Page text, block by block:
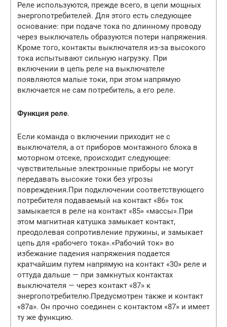
Реле используются, прежде всего, в цепи мощных
энергопотребителей. Для этого есть следующее
основание: при подаче тока по длинному проводу
через выключатель образуются потери напряжения.
Кроме того, контакты выключателя из-за высокого
тока испытывают сильную нагрузку. При
включении в цепь реле на выключателе
появляются малые токи, при этом напрямую
включается не сам потребитель, а его реле.
Функция реле.
Если команда о включении приходит не с
выключателя, а от приборов монтажного блока в
моторном отсеке, происходит следующее:
чувствительные электронные приборы не могут
передавать высокие токи без угрозы
повреждения.При подключении соответствующего
потребителя подаваемый на контакт «86» ток
замыкается в реле на контакт «85» «массы».При
этом магнитная катушка замыкает контакт,
преодолевая сопротивление пружины, и замыкает
цепь для «рабочего тока».«Рабочий ток» во
избежание падения напряжения подается
кратчайшим путем напрямую на контакт «30» реле и
оттуда дальше — при замкнутых контактах
выключателя — через контакт «87» к
энергопотребителю.Предусмотрен также и контакт
«87а». Он прочно соединен с контактом «87» и имеет
ту же функцию.